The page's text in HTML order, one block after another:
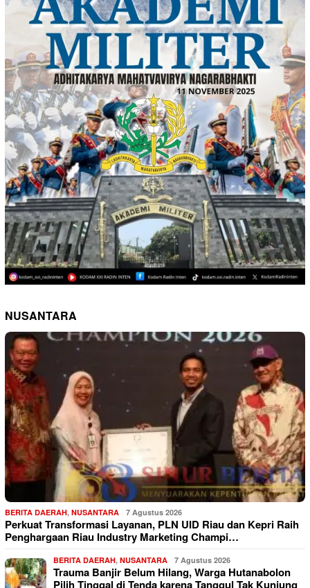
NUSANTARA
BERITA DAERAH, NUSANTARA 7 Agustus 2026
Perkuat Transformasi Layanan, PLN UID Riau dan Kepri Raih
Penghargaan Riau Industry Marketing Champi…
BERITA DAERAH, NUSANTARA 7 Agustus 2026
Trauma Banjir Belum Hilang, Warga Hutanabolon
Pilih Tinggal di Tenda karena Tanggul Tak Kunjung